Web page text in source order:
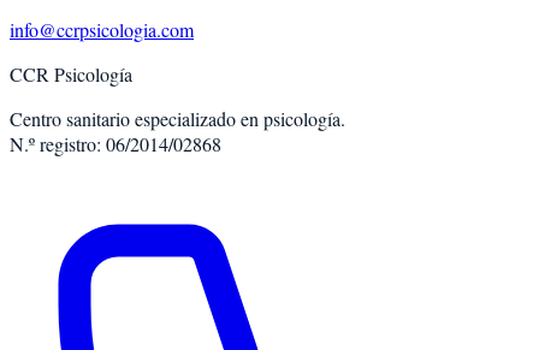
info@ccrpsicologia.com
CCR Psicología
Centro sanitario especializado en psicología.
N.º registro: 06/2014/02868